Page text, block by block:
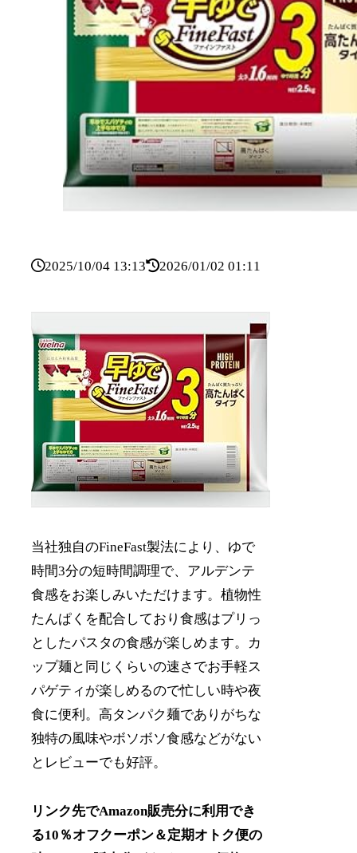
2025/10/04 13:13 2026/01/02 01:11
当社独自のFineFast製法により、ゆで
時間3分の短時間調理で、アルデンテ
食感をお楽しみいただけます。植物性
たんぱくを配合しており食感はプリっ
としたパスタの食感が楽しめます。カ
ップ麺と同じくらいの速さでお手軽ス
パゲティが楽しめるので忙しい時や夜
食に便利。高タンパク麺でありがちな
独特の風味やボソボソ食感などがない
とレビューでも好評。
リンク先でAmazon販売分に利用でき
る10％オフクーポン＆定期オトク便の